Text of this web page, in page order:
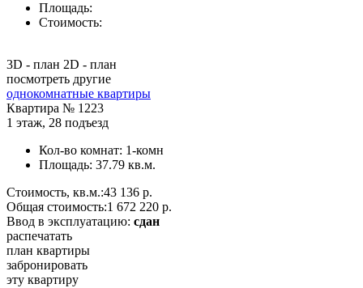
Площадь:
Стоимость:
3D - план 2D - план
посмотреть другие
однокомнатные квартиры
Квартира № 1223
1 этаж, 28 подъезд
Кол-во комнат: 1-комн
Площадь: 37.79 кв.м.
Стоимость, кв.м.:43 136 р.
Общая стоимость:1 672 220 р.
Ввод в эксплуатацию: сдан
распечатать
план квартиры
забронировать
эту квартиру